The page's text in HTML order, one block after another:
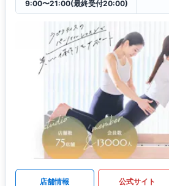
9:00〜21:00(最終受付20:00)
店舗情報 公式サイト